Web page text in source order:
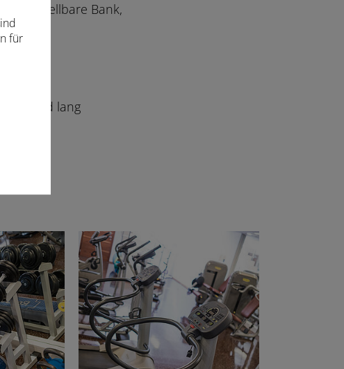
verstellbare Bank,
kurz und lang
für